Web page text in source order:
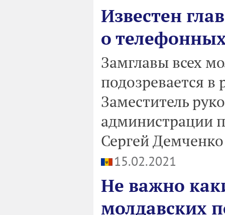
Известен
о
Замглавы всех
подозревается в
Заместитель
администрации
Сергей
15.02.2021
Не важно
молдавских